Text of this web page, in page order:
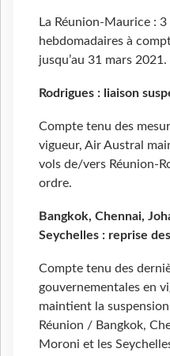
La Réunion-Maurice :
hebdomadaires à
jusqu’au 31 mars 2021.
Rodrigues : liaison
Compte tenu des
vigueur, Air Austral
vols de/vers Réunion-
ordre.
Bangkok, Chennai,
Seychelles : reprise
Compte tenu des
gouvernementales en
maintient la
Réunion / Bangkok,
Moroni et les